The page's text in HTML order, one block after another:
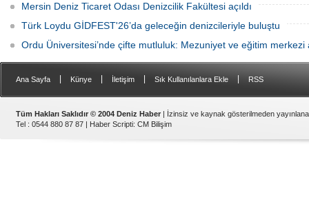
Mersin Deniz Ticaret Odası Denizcilik Fakültesi açıldı
Türk Loydu GİDFEST'26’da geleceğin denizcileriyle buluştu
Ordu Üniversitesi’nde çifte mutluluk: Mezuniyet ve eğitim merkezi
Ana Sayfa Künye İletişim Sık Kullanılanlara Ekle RSS
Tüm Hakları Saklıdır © 2004 Deniz Haber | İzinsiz ve kaynak gösterilmeden
Tel : 0544 880 87 87 | Haber Scripti: CM Bilişim